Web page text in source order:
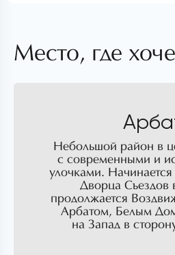
Место, где
Небольшой район в
с современными и
улочками. Начинается
Дворца Съездов
продолжается
Арбатом, Белым
на Запад в